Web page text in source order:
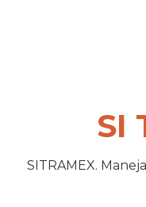
SI
SITRAMEX.